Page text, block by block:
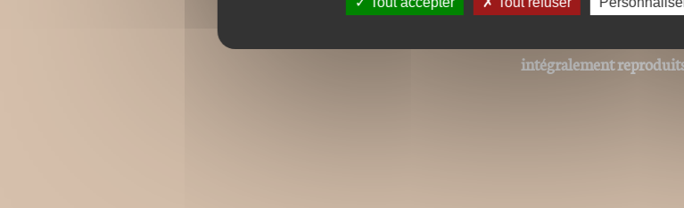
la mise en page n'est
charte graphique
intégralement